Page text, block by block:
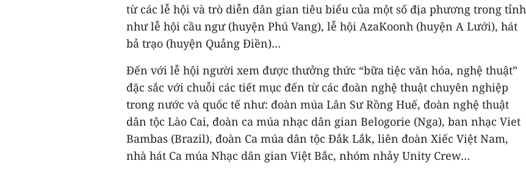
từ các lễ hội và trò diễn dân gian tiêu biểu của một số địa phương trong tỉnh
như lễ hội cầu ngư (huyện Phú Vang), lễ hội AzaKoonh (huyện A Lưới), hát
bả trạo (huyện Quảng Điền)…
Đến với lễ hội người xem được thưởng thức “bữa tiệc văn hóa, nghệ thuật”
đặc sắc với chuỗi các tiết mục đến từ các đoàn nghệ thuật chuyên nghiệp
trong nước và quốc tế như: đoàn múa Lân Sư Rồng Huế, đoàn nghệ thuật
dân tộc Lào Cai, đoàn ca múa nhạc dân gian Belogorie (Nga), ban nhạc Viet
Bambas (Brazil), đoàn Ca múa dân tộc Đắk Lắk, liên đoàn Xiếc Việt Nam,
nhà hát Ca múa Nhạc dân gian Việt Bắc, nhóm nhảy Unity Crew…